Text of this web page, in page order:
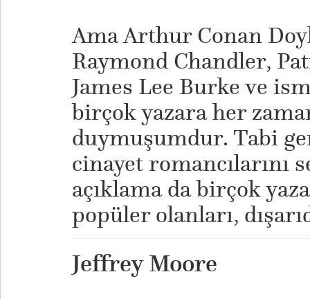
Ama Arthur Conan
Raymond Chandler,
James Lee Burke ve
birçok yazara her
duymuşumdur. Tabi
cinayet romancılarını
açıklama da birçok
popüler olanları,
Jeffrey Moore